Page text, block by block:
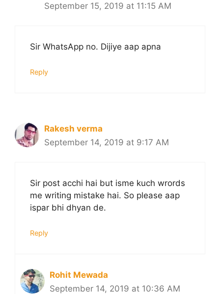
September 15, 2019 at 11:15 AM
Sir WhatsApp no. Dijiye aap apna
Reply
Rakesh verma
September 14, 2019 at 9:17 AM
Sir post acchi hai but isme kuch wrords
me writing mistake hai. So please aap
ispar bhi dhyan de.
Reply
Rohit Mewada
September 14, 2019 at 10:36 AM